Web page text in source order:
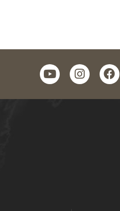
facebook
instagram
youtube